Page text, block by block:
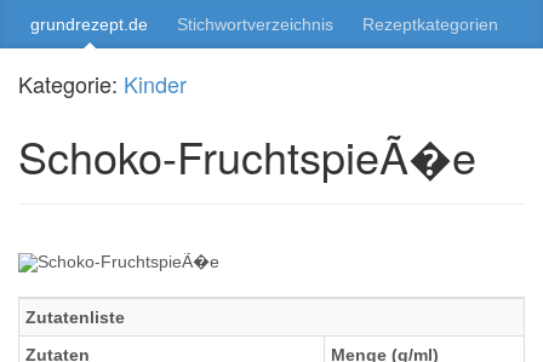
grundrezept.de Stichwortverzeichnis Rezeptkategorien
Kategorie: Kinder
Schoko-FruchtspieÃ�e
Zutatenliste
Zutaten
Menge (g/ml)